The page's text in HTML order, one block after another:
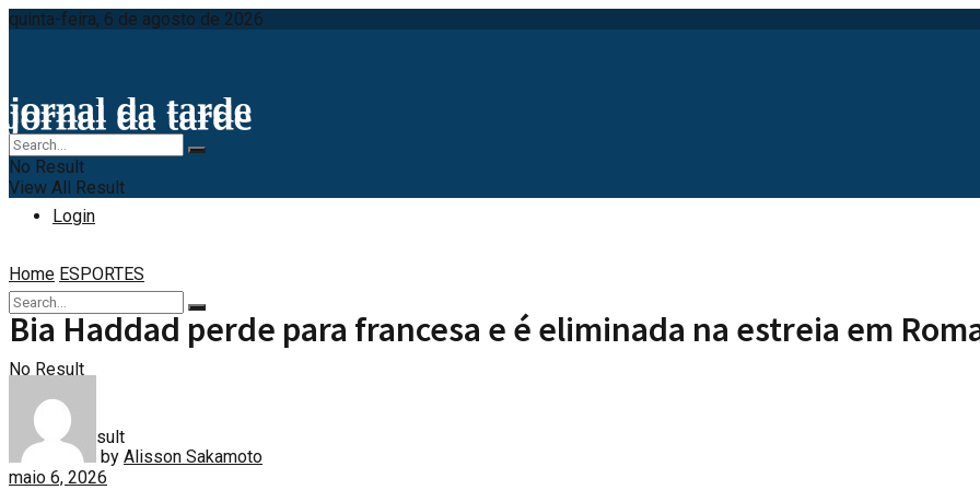
quinta-feira, 6 de agosto de 2026
Login
No Result
View All Result
No Result
View All Result
Home ESPORTES
Bia Haddad perde para francesa e é eliminada na estreia em
by Alisson Sakamoto
maio 6, 2026